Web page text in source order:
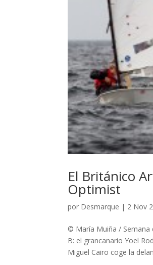
El Británico
Optimist
por Desmarque | 2 Nov
© María Muiña / Semana
B: el grancanario Yoel
Miguel Cairo coge la